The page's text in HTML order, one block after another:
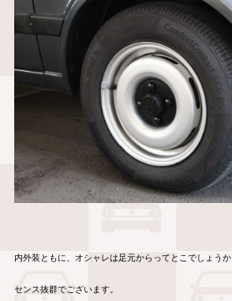
内外装ともに、オシャレは足元からってとこでしょうか
センス抜群でございます。